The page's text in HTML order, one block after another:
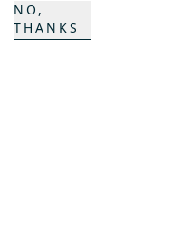
K COMPOSITES
NO,
THANKS